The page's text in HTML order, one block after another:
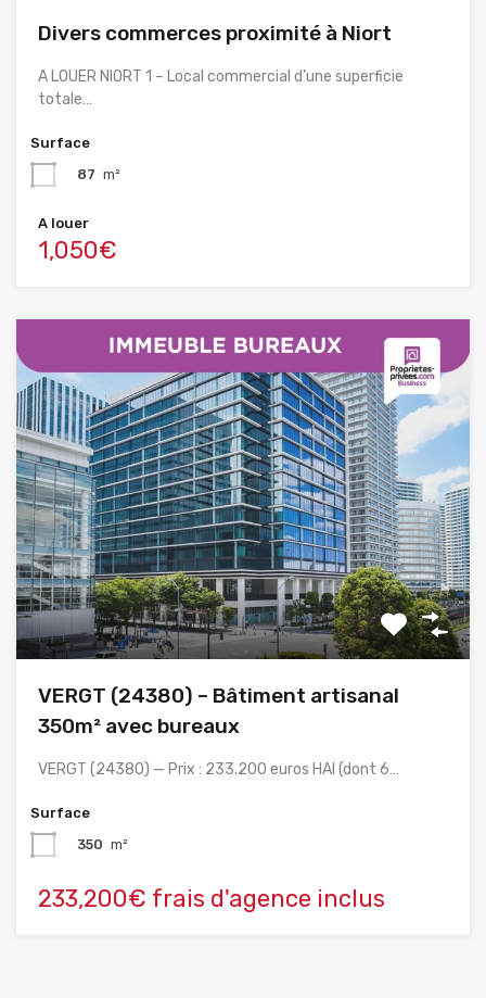
Divers commerces proximité à Niort
A LOUER NIORT 1 – Local commercial d’une superficie
totale…
Surface
87 m²
A louer
1,050€
VERGT (24380) – Bâtiment artisanal
350m² avec bureaux
VERGT (24380) — Prix : 233.200 euros HAI (dont 6…
Surface
350 m²
233,200€ frais d'agence inclus